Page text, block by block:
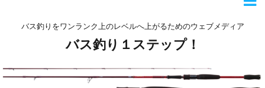
バス釣りをワンランク上のレベルへ上がるためのウェブメディア
バス釣り１ステップ！